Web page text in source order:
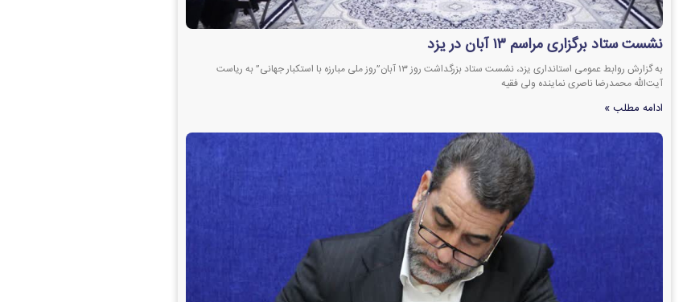
نشست ستاد برگزاری مراسم ۱۳ آبان در یزد
به گزارش روابط عمومی استانداری یزد، نشست ستاد بزرگداشت روز ۱۳ آبان”روز ملی مبارزه با استکبار جهانی” به ریاست
آیت‌الله محمدرضا ناصری نماینده ولی فقیه
ادامه مطلب »